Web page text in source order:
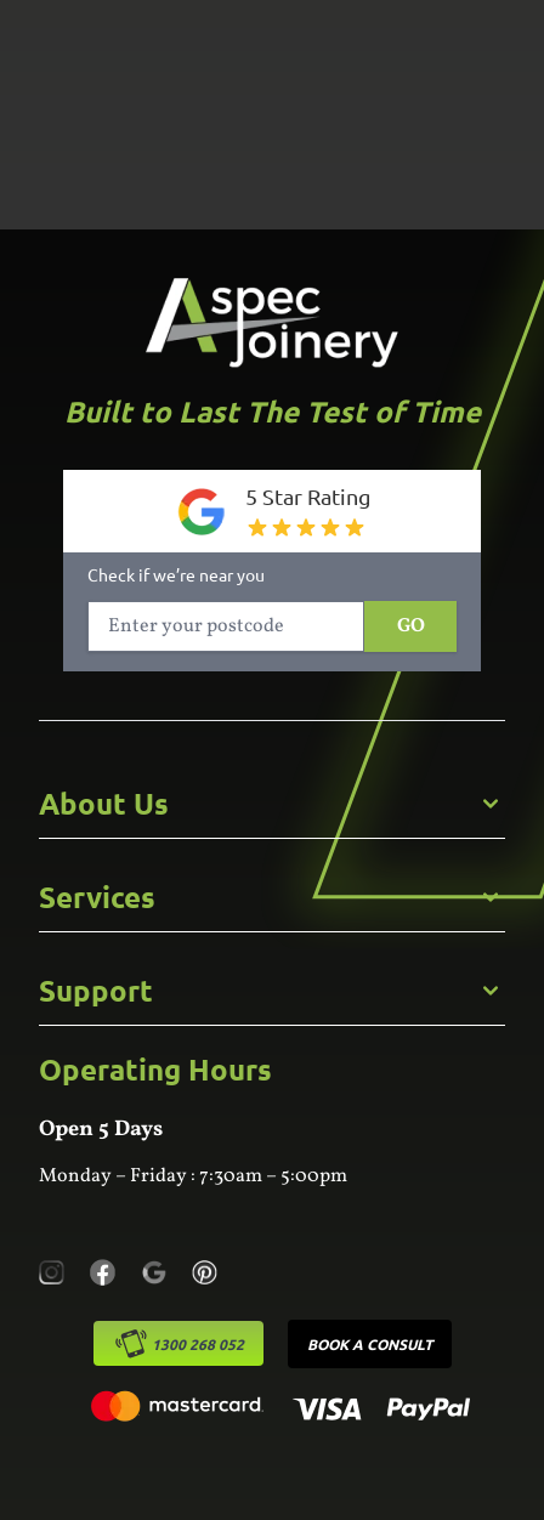
Built to Last The Test of Time
5 Star Rating
Check if we’re near you
GO
About Us
Careers
Gallery
Services
Kitchens
Bathroom
Custom Joinery
Wardrobes
Laundry
Support
Frequently Asked Questions
Contact Us
Online Estimator
Operating Hours
Open 5 Days
Monday – Friday : 7:30am – 5:00pm
1300 268 052 BOOK A CONSULT